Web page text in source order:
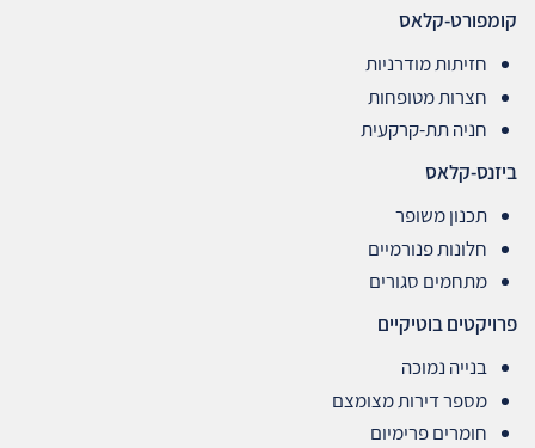
קומפורט‑קלאס
חזיתות מודרניות
חצרות מטופחות
חניה תת‑קרקעית
ביזנס‑קלאס
תכנון משופר
חלונות פנורמיים
מתחמים סגורים
פרויקטים בוטיקיים
בנייה נמוכה
מספר דירות מצומצם
חומרים פרימיום